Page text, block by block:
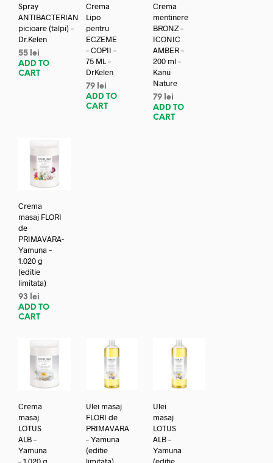
Spray
ANTIBACTERIAN
picioare (talpi) –
Dr.Kelen
55 lei
ADD TO
CART
Crema
Lipo
pentru
ECZEME
– COPII –
75 ML –
DrKelen
79 lei
ADD TO
CART
Crema
mentinere
BRONZ –
ICONIC
AMBER –
200 ml –
Kanu
Nature
79 lei
ADD TO
CART
Crema
masaj FLORI
de
PRIMAVARA-
Yamuna –
1.020 g
(editie
limitata)
93
lei
ADD TO
CART
Crema
masaj
LOTUS
ALB –
Yamuna
Ulei masaj
FLORI de
PRIMAVARA
– Yamuna
(editie
Ulei
masaj
LOTUS
ALB –
Yamuna